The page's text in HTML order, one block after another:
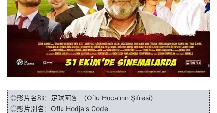
◎影片名称：足球阿訇 （Oflu Hoca'nın Şifresi）
◎影片别名：Oflu Hodja's Code